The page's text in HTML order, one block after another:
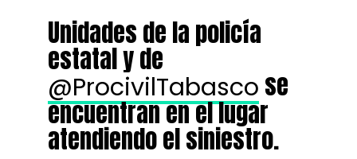
Unidades de la policía
estatal y de
@ProcivilTabasco se
encuentran en el lugar
atendiendo el siniestro.